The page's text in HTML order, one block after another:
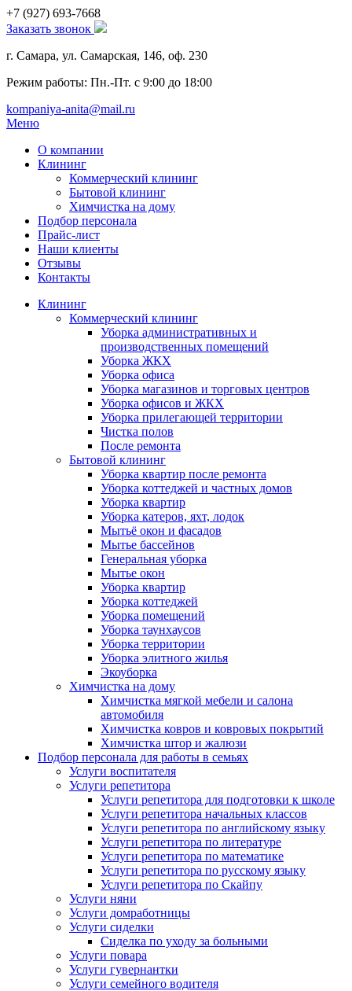
+7 (927) 693-7668
Заказать звонок
г. Самара, ул. Самарская, 146, оф. 230
Режим работы: Пн.-Пт. с 9:00 до 18:00
kompaniya-anita@mail.ru
Меню
О компании
Клининг
Коммерческий клининг
Бытовой клининг
Химчистка на дому
Подбор персонала
Прайс-лист
Наши клиенты
Отзывы
Контакты
Клининг
Коммерческий клининг
Уборка административных и
производственных помещений
Уборка ЖКХ
Уборка офиса
Уборка магазинов и торговых центров
Уборка офисов и ЖКХ
Уборка прилегающей территории
Чистка полов
После ремонта
Бытовой клининг
Уборка квартир после ремонта
Уборка коттеджей и частных домов
Уборка квартир
Уборка катеров, яхт, лодок
Мытьё окон и фасадов
Мытье бассейнов
Генеральная уборка
Мытье окон
Уборка квартир
Уборка коттеджей
Уборка помещений
Уборка таунхаусов
Уборка территории
Уборка элитного жилья
Экоуборка
Химчистка на дому
Химчистка мягкой мебели и салона
автомобиля
Химчистка ковров и ковровых покрытий
Химчистка штор и жалюзи
Подбор персонала для работы в семьях
Услуги воспитателя
Услуги репетитора
Услуги репетитора для подготовки к школе
Услуги репетитора начальных классов
Услуги репетитора по английскому языку
Услуги репетитора по литературе
Услуги репетитора по математике
Услуги репетитора по русскому языку
Услуги репетитора по Скайпу
Услуги няни
Услуги домработницы
Услуги сиделки
Сиделка по уходу за больными
Услуги повара
Услуги гувернантки
Услуги семейного водителя